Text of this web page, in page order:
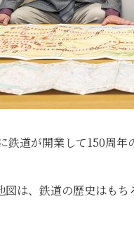
道が開業して150周年
図は、鉄道の歴史はも